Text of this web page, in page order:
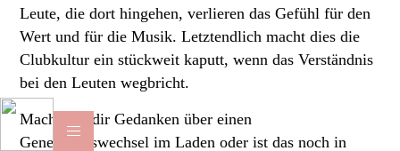
Leute, die dort hingehen, verlieren das Gefühl für den
Wert und für die Musik. Letztendlich macht dies die
Clubkultur ein stückweit kaputt, wenn das Verständnis
bei den Leuten wegbricht.
Machst du dir Gedanken über einen
Generationswechsel im Laden oder ist das noch in